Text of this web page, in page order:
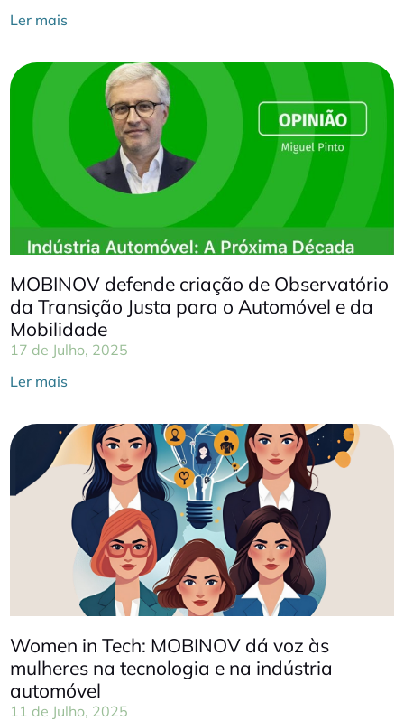
Ler mais
MOBINOV defende criação de Observatório
da Transição Justa para o Automóvel e da
Mobilidade
17 de Julho, 2025
Ler mais
Women in Tech: MOBINOV dá voz às
mulheres na tecnologia e na indústria
automóvel
11 de Julho, 2025